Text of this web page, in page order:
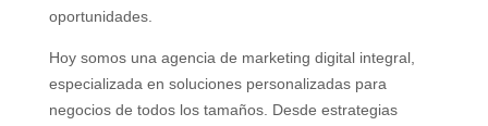
oportunidades.
Hoy somos una agencia de marketing digital integral,
especializada en soluciones personalizadas para
negocios de todos los tamaños. Desde estrategias